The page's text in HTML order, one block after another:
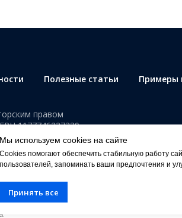
Полезные статьи Примеры
правом
1177746227339
Мы используем cookies на сайте
Cookies помогают обеспечить стабильную работу
пользователей, запоминать ваши предпочтения и
Принять все